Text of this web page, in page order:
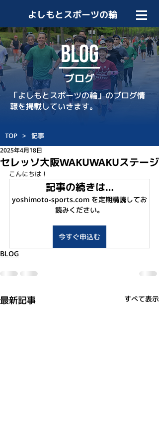
よしもとスポーツの輪
BLOG
ブログ
「よしもとスポーツの輪」のブログ情
報を掲載していきます。
TOP > 記事
セレッソ大阪WAKUWAKUステージ
2025年4月18日
こんにちは！
記事の続きは…
yoshimoto-sports.com を定期購読してお
読みください。
今すぐ申込む
BLOG
最新記事 すべて表示